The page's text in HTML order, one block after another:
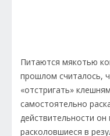
Питаются мякотью
прошлом считалось,
«отстригать»
самостоятельно
действительности
расколовшиеся в